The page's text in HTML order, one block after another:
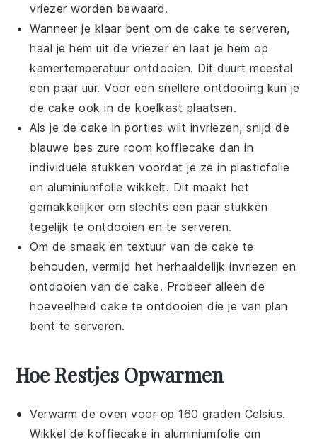
vriezer worden bewaard.
Wanneer je klaar bent om de cake te serveren,
haal je hem uit de vriezer en laat je hem op
kamertemperatuur ontdooien. Dit duurt meestal
een paar uur. Voor een snellere ontdooiing kun je
de cake ook in de koelkast plaatsen.
Als je de cake in porties wilt invriezen, snijd de
blauwe bes zure room koffiecake dan in
individuele stukken voordat je ze in plasticfolie
en aluminiumfolie wikkelt. Dit maakt het
gemakkelijker om slechts een paar stukken
tegelijk te ontdooien en te serveren.
Om de smaak en textuur van de cake te
behouden, vermijd het herhaaldelijk invriezen en
ontdooien van de cake. Probeer alleen de
hoeveelheid cake te ontdooien die je van plan
bent te serveren.
Hoe Restjes Opwarmen
Verwarm de oven voor op 160 graden Celsius.
Wikkel dekoffiecake in aluminiumfolie om